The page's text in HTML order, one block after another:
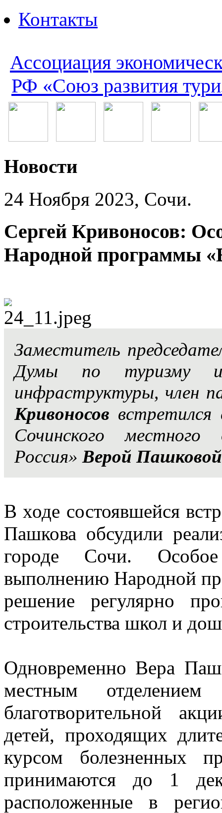
Контакты
Ассоциация
РФ «Союз развития
Новости
24 Ноября 2023, Сочи.
Сергей Кривоносов:
Народной программы
Заместитель
Думы по туризму и
инфраструктуры, член
Кривоносов встретился
Сочинского
Россия» Верой
В ходе состоявшейся
Пашкова обсудили
городе Сочи.
выполнению Народной
решение регулярно
строительства школ и
Одновременно Вера
местным
благотворительной
детей, проходящих
курсом болезненных
принимаются до 1
расположенные в